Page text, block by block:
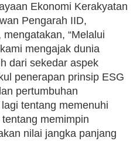
Ekonomi Kerakyatan
Pengarah IID,
“Melalui
mengajak dunia
dari sekedar aspek
penerapan prinsip ESG
pertumbuhan
tentang memenuhi
memimpin
nilai jangka panjang